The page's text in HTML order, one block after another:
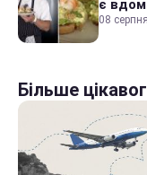
є
08
Більше